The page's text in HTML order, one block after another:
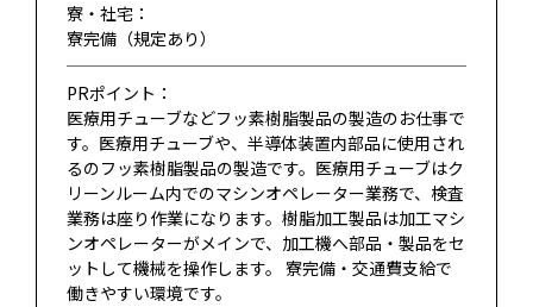
寮・社宅：
寮完備（規定あり）
PRポイント：
医療用チューブなどフッ素樹脂製品の製造のお仕事で
す。医療用チューブや、半導体装置内部品に使用され
るのフッ素樹脂製品の製造です。医療用チューブはク
リーンルーム内でのマシンオペレーター業務で、検査
業務は座り作業になります。樹脂加工製品は加工マシ
ンオペレーターがメインで、加工機へ部品・製品をセ
ットして機械を操作します。 寮完備・交通費支給で
働きやすい環境です。